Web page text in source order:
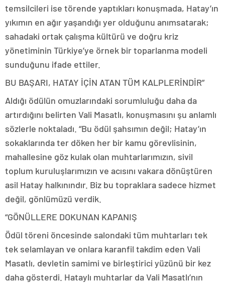
temsilcileri ise törende yaptıkları konuşmada, Hatay’ın
yıkımın en ağır yaşandığı yer olduğunu anımsatarak;
sahadaki ortak çalışma kültürü ve doğru kriz
yönetiminin Türkiye’ye örnek bir toparlanma modeli
sunduğunu ifade ettiler.
BU BAŞARI, HATAY İÇİN ATAN TÜM KALPLERİNDİR”
Aldığı ödülün omuzlarındaki sorumluluğu daha da
artırdığını belirten Vali Masatlı, konuşmasını şu anlamlı
sözlerle noktaladı. “Bu ödül şahsımın değil; Hatay’ın
sokaklarında ter döken her bir kamu görevlisinin,
mahallesine göz kulak olan muhtarlarımızın, sivil
toplum kuruluşlarımızın ve acısını vakara dönüştüren
asil Hatay halkınındır. Biz bu topraklara sadece hizmet
değil, gönlümüzü verdik.
“GÖNÜLLERE DOKUNAN KAPANIŞ
Ödül töreni öncesinde salondaki tüm muhtarları tek
tek selamlayan ve onlara karanfil takdim eden Vali
Masatlı, devletin samimi ve birleştirici yüzünü bir kez
daha gösterdi. Hataylı muhtarlar da Vali Masatlı’nın